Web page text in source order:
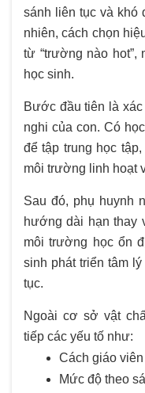
sánh liên tục và khó
nhiên, cách chọn
từ “trường nào
học sinh.
Bước đầu tiên là
nghi của con. Có
để tập trung học
môi trường linh hoạt
Sau đó, phụ huynh
hướng dài hạn thay
môi trường học ổn
sinh phát triển tâm
tục.
Ngoài cơ sở vật
tiếp các yếu tố như:
Cách giáo
Mức độ theo